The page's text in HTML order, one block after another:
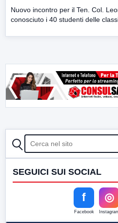
Nuovo incontro per il Ten. Col.
conosciuto i 40 studenti delle classi
CERCA
SEGUICI SUI SOCIAL
f
Facebook
◎